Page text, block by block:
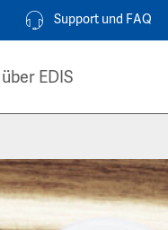
Support und FAQ
über EDIS